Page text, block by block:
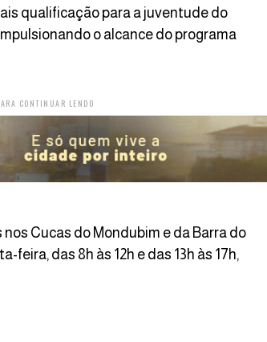
qualificação para a juventude do
o alcance do programa
CONTINUAR LENDO
Cucas do Mondubim e da Barra do
das 8h às 12h e das 13h às 17h,